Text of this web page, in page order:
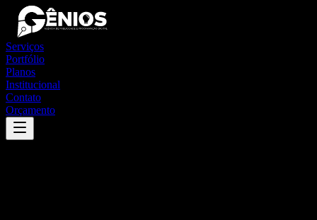
Serviços
Portfólio
Planos
Institucional
Contato
Orçamento